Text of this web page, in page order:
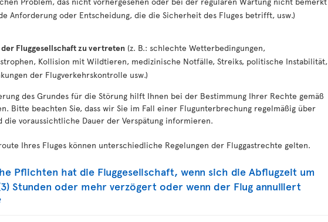
Anforderung oder Entscheidung, die die Sicherheit des Fluges betrifft, usw.)
Fluggesellschaft zu vertreten (z. B.: schlechte Wetterbedingungen,
Kollision mit Wildtieren, medizinische Notfälle, Streiks, politische Instabilität,
der Flugverkehrskontrolle usw.)
des Grundes für die Störung hilft Ihnen bei der Bestimmung Ihrer Rechte gemäß
Bitte beachten Sie, dass wir Sie im Fall einer Flugunterbrechung regelmäßig über
die voraussichtliche Dauer der Verspätung informieren.
Ihres Fluges können unterschiedliche Regelungen der Fluggastrechte gelten.
Pflichten hat die Fluggesellschaft, wenn sich die Abflugzeit um
Stunden oder mehr verzögert oder wenn der Flug annulliert